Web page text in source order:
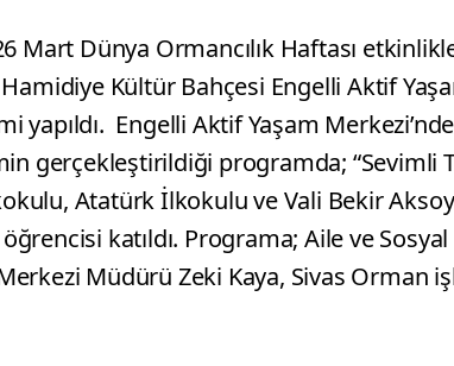
Mart Dünya Ormancılık Haftası
Kültür Bahçesi Engelli Aktif
yapıldı. Engelli Aktif Yaşam
gerçekleştirildiği programda; “Sevimli
Atatürk İlkokulu ve Vali Bekir
öğrencisi katıldı. Programa; Aile ve
Müdürü Zeki Kaya, Sivas Orman